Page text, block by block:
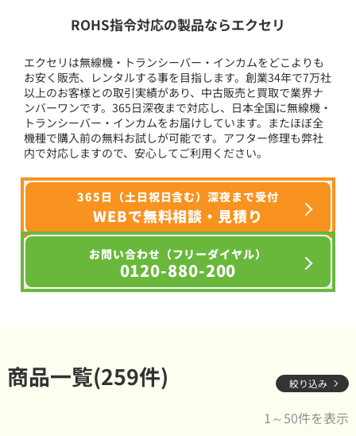
ROHS指令対応の製品ならエクセリ
エクセリは無線機・トランシーバー・インカムをどこよりも
お安く販売、レンタルする事を目指します。創業34年で7万社
以上のお客様との取引実績があり、中古販売と買取で業界ナ
ンバーワンです。365日深夜まで対応し、日本全国に無線機・
トランシーバー・インカムをお届けしています。またほぼ全
機種で購入前の無料お試しが可能です。アフター修理も弊社
内で対応しますので、安心してご利用ください。
365日（土日祝日含む）深夜まで受付
WEBで無料相談・見積り
お問い合わせ（フリーダイヤル）
0120-880-200
商品一覧(259件) 絞り込み
1～50件を表示